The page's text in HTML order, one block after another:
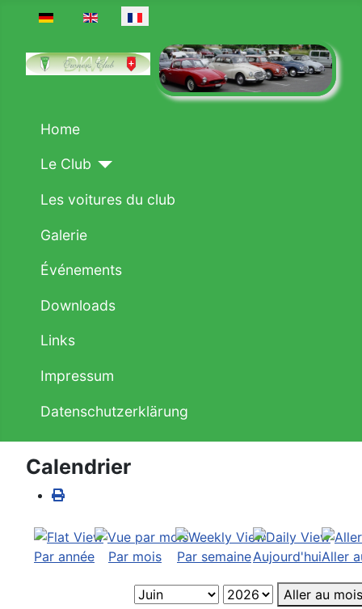
Sélectionnez votre langue
Home
Le Club
Les voitures du club
Galerie
Événements
Downloads
Links
Impressum
Datenschutzerklärung
Calendrier
Par année Par mois Par semaineAujourd'huiAller
Aller au mois